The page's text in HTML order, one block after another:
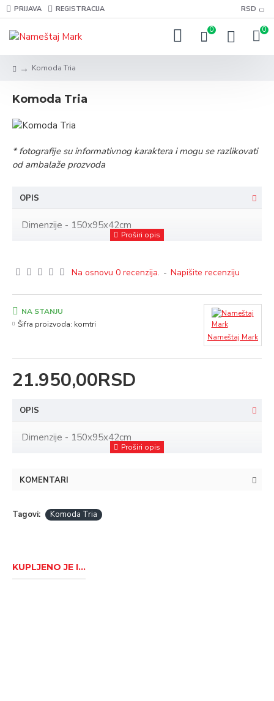
PRIJAVA REGISTRACIJA RSD
0 0
Komoda Tria
Komoda Tria
* fotografije su informativnog karaktera i mogu se razlikovati
od ambalaže prozvoda
OPIS
Dimenzije - 150x95x42cm
Na osnovu 0 recenzija. - Napišite recenziju
21.950,00RSD
NA STANJU
Šifra proizvoda: komtri
Nameštaj Mark
OPIS
Dimenzije - 150x95x42cm
KOMENTARI
Tagovi: Komoda Tria
KUPLJENO JE I...